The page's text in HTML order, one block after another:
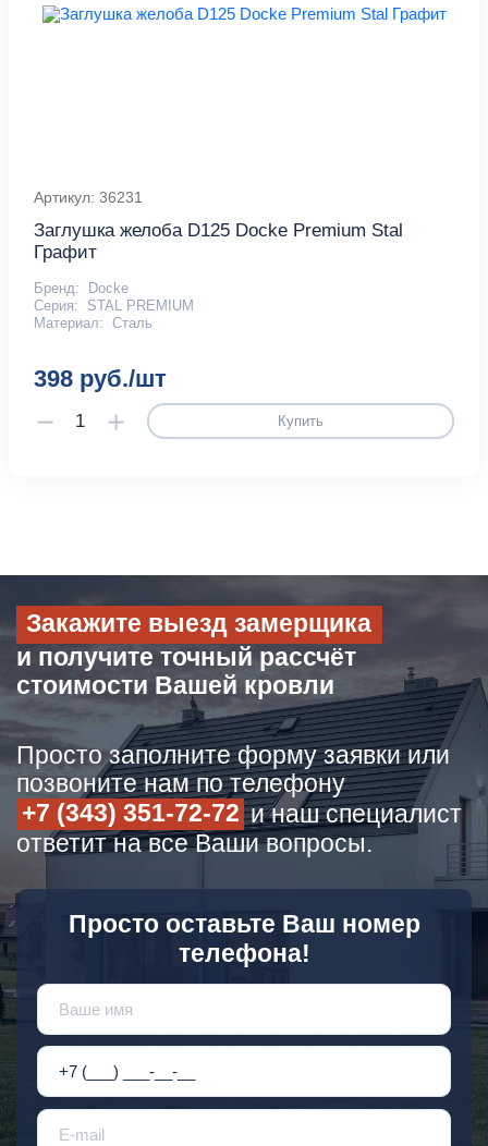
Артикул: 36231
Заглушка желоба D125 Docke Premium Stal
Графит
Бренд:
Docke
Серия:
STAL PREMIUM
Материал: Сталь
398 руб./шт
Купить
Закажите выезд замерщика
и получите точный рассчёт
стоимости Вашей кровли
Просто заполните форму заявки или
позвоните нам по телефону
+7 (343) 351-72-72 и наш специалист
ответит на все Ваши вопросы.
Просто оставьте Ваш номер
телефона!